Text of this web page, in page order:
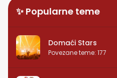
✨ Popularne teme
Domaći Stars
Povezane teme: 177